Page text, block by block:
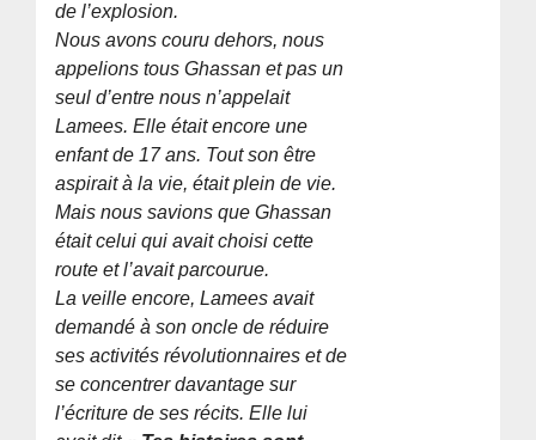
de l’explosion.
Nous avons couru dehors, nous
appelions tous Ghassan et pas un
seul d’entre nous n’appelait
Lamees. Elle était encore une
enfant de 17 ans. Tout son être
aspirait à la vie, était plein de vie.
Mais nous savions que Ghassan
était celui qui avait choisi cette
route et l’avait parcourue.
La veille encore, Lamees avait
demandé à son oncle de réduire
ses activités révolutionnaires et de
se concentrer davantage sur
l’écriture de ses récits. Elle lui